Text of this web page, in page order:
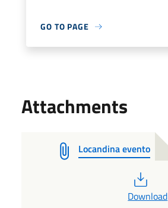
GO TO PAGE
Attachments
Locandina evento
Download